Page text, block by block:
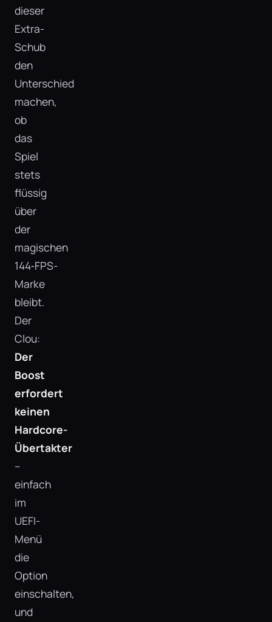
dieser
Extra-
Schub
den
Unterschied
machen,
ob
das
Spiel
stets
flüssig
über
der
magischen
144‑FPS-
Marke
bleibt.
Der
Clou:
Der
Boost
erfordert
keinen
Hardcore-
Übertakter
–
einfach
im
UEFI-
Menü
die
Option
einschalten,
und